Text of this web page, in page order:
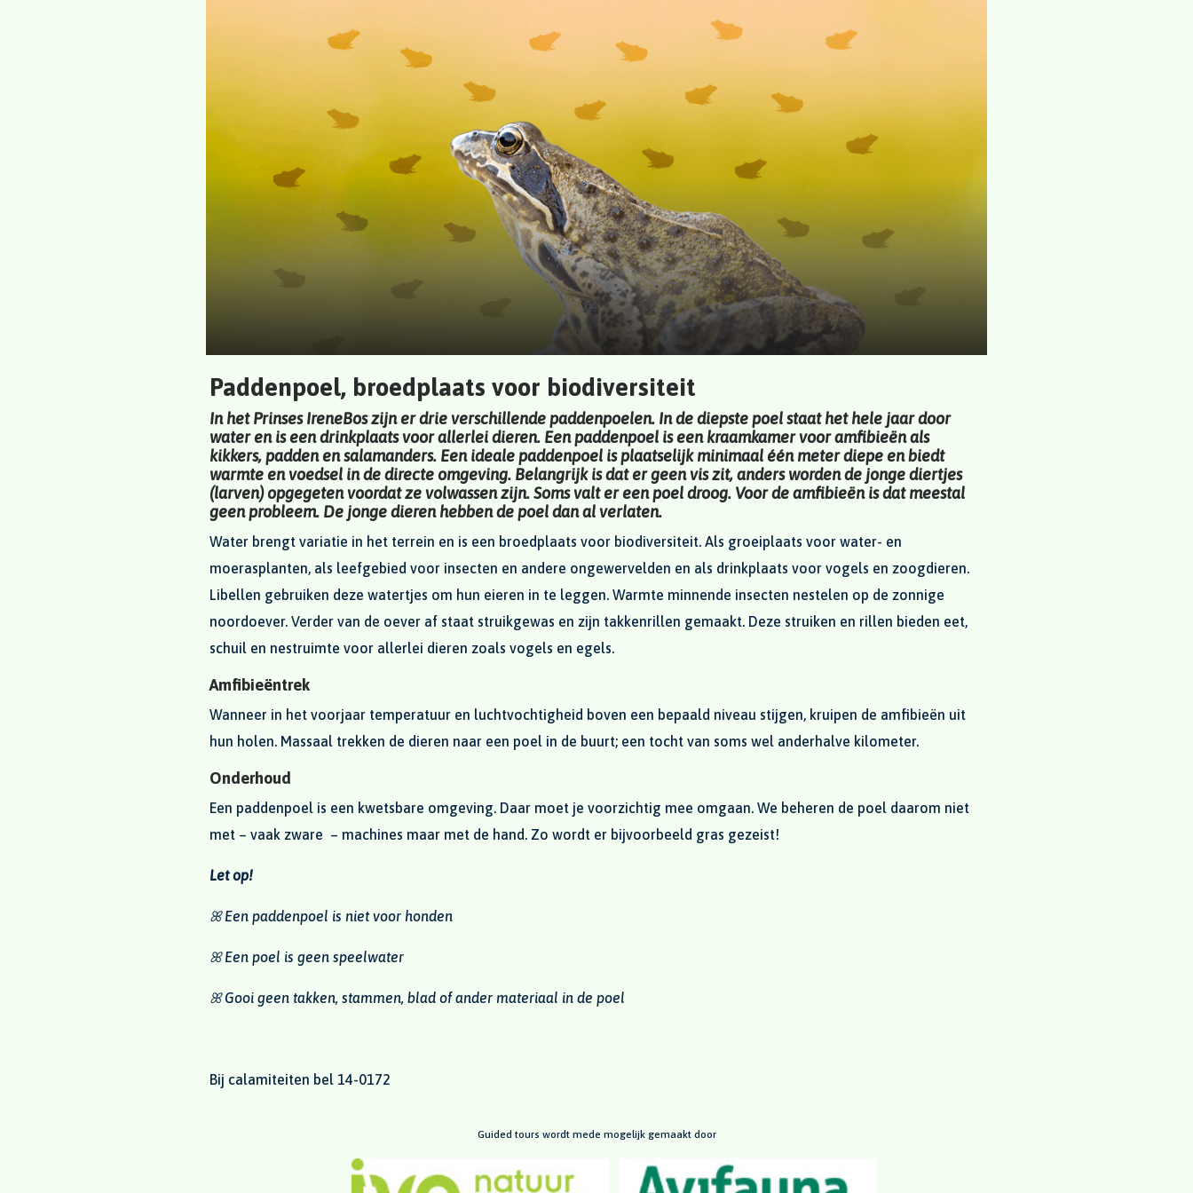
Paddenpoel, broedplaats voor biodiversiteit
In het Prinses IreneBos zijn er drie verschillende paddenpoelen. In de diepste poel staat het hele jaar door
water en is een drinkplaats voor allerlei dieren. Een paddenpoel is een kraamkamer voor amfibieën als
kikkers, padden en salamanders. Een ideale paddenpoel is plaatselijk minimaal één meter diepe en biedt
warmte en voedsel in de directe omgeving. Belangrijk is dat er geen vis zit, anders worden de jonge diertjes
(larven) opgegeten voordat ze volwassen zijn. Soms valt er een poel droog. Voor de amfibieën is dat meestal
geen probleem. De jonge dieren hebben de poel dan al verlaten.
Water brengt variatie in het terrein en is een broedplaats voor biodiversiteit. Als groeiplaats voor water- en
moerasplanten, als leefgebied voor insecten en andere ongewervelden en als drinkplaats voor vogels en zoogdieren.
Libellen gebruiken deze watertjes om hun eieren in te leggen. Warmte minnende insecten nestelen op de zonnige
noordoever. Verder van de oever af staat struikgewas en zijn takkenrillen gemaakt. Deze struiken en rillen bieden eet,
schuil en nestruimte voor allerlei dieren zoals vogels en egels.
Amfibieëntrek
Wanneer in het voorjaar temperatuur en luchtvochtigheid boven een bepaald niveau stijgen, kruipen de amfibieën uit
hun holen. Massaal trekken de dieren naar een poel in de buurt; een tocht van soms wel anderhalve kilometer.
Onderhoud
Een paddenpoel is een kwetsbare omgeving. Daar moet je voorzichtig mee omgaan. We beheren de poel daarom niet
met – vaak zware – machines maar met de hand. Zo wordt er bijvoorbeeld gras gezeist!
Let op!
ꕤ Een paddenpoel is niet voor honden
ꕤ Een poel is geen speelwater
ꕤ Gooi geen takken, stammen, blad of ander materiaal in de poel
Bij calamiteiten bel 14-0172
Guided tours wordt mede mogelijk gemaakt door